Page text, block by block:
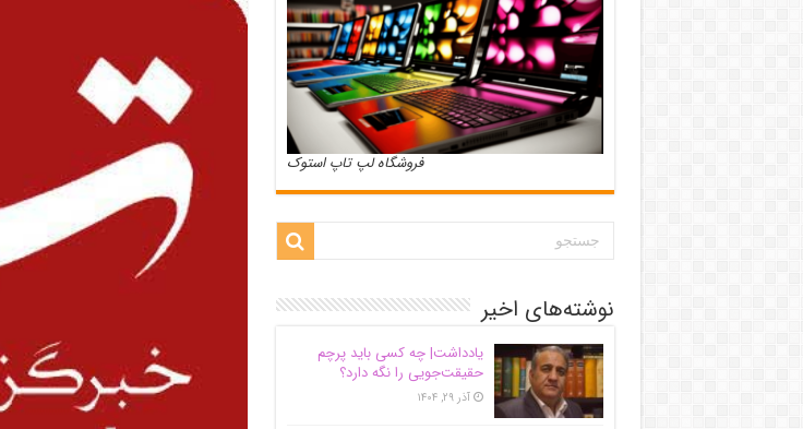
فروشگاه لپ تاپ استوک
نوشته‌های اخیر
یادداشت| ‌چه کسی باید پرچم
حقیقت‌جویی را نگه دارد؟
آذر ۲۹, ۱۴۰۴